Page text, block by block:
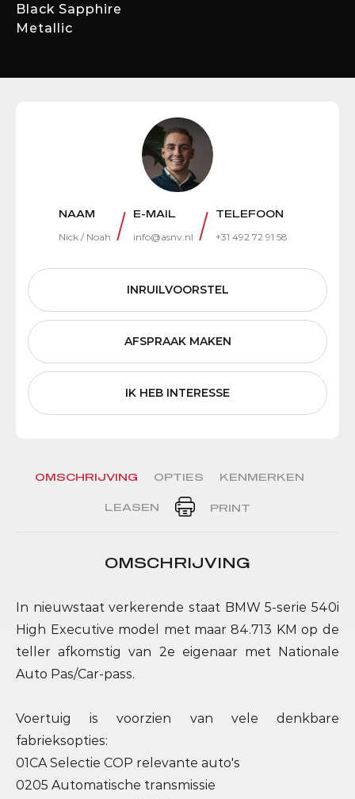
Black Sapphire
Metallic
NAAM
Nick / Noah
E-MAIL
info@asnv.nl
TELEFOON
+31 492 72 91 58
INRUILVOORSTEL
AFSPRAAK MAKEN
IK HEB INTERESSE
OMSCHRIJVING OPTIES KENMERKEN
LEASEN PRINT
OMSCHRIJVING
In nieuwstaat verkerende staat BMW 5-serie 540i
High Executive model met maar 84.713 KM op de
teller afkomstig van 2e eigenaar met Nationale
Auto Pas/Car-pass.
Voertuig is voorzien van vele denkbare
fabrieksopties:
01CA Selectie COP relevante auto's
0205 Automatische transmissie